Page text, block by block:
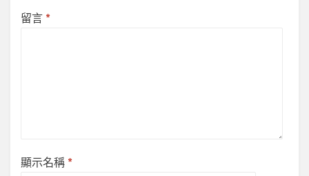
留言 *
顯示名稱 *